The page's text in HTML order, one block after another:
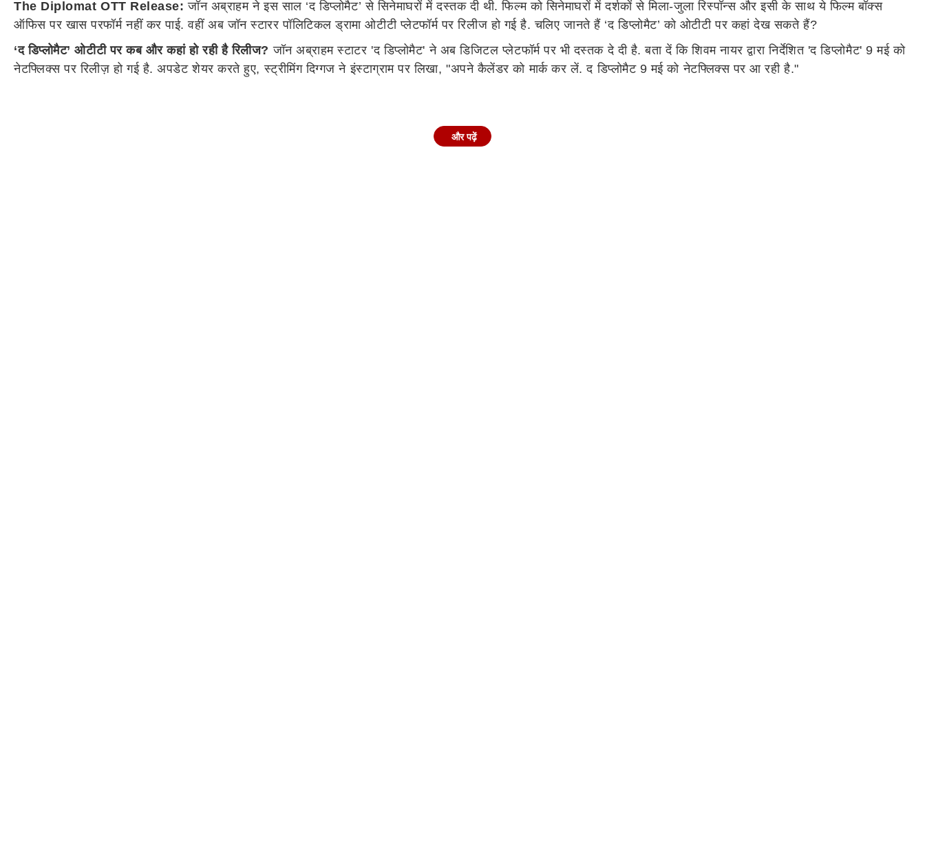
The Diplomat OTT Release: जॉन अब्राहम ने इस साल ‘द डिप्लोमैट’ से सिनेमाघरों में दस्तक दी थी. फिल्म को सिनेमाघरों में दर्शकों से मिला-जुला रिस्पॉन्स और इसी के साथ ये फिल्म बॉक्स
ऑफिस पर खास परफॉर्म नहीं कर पाई. वहीं अब जॉन स्टारर पॉलिटिकल ड्रामा ओटीटी प्लेटफॉर्म पर रिलीज हो गई है. चलिए जानते हैं ‘द डिप्लोमैट’ को ओटीटी पर कहां देख सकते हैं?
‘द डिप्लोमैट’ओटीटी पर कब और कहां हो रही है रिलीज? जॉन अब्राहम स्टाटर 'द डिप्लोमैट' ने अब डिजिटल प्लेटफॉर्म पर भी दस्तक दे दी है. बता दें कि शिवम नायर द्वारा निर्देशित 'द डिप्लोमैट' 9 मई को
नेटफ्लिक्स पर रिलीज़ हो गई है. अपडेट शेयर करते हुए, स्ट्रीमिंग दिग्गज ने इंस्टाग्राम पर लिखा, "अपने कैलेंडर को मार्क कर लें. द डिप्लोमैट 9 मई को नेटफ्लिक्स पर आ रही है."
और पढ़ें